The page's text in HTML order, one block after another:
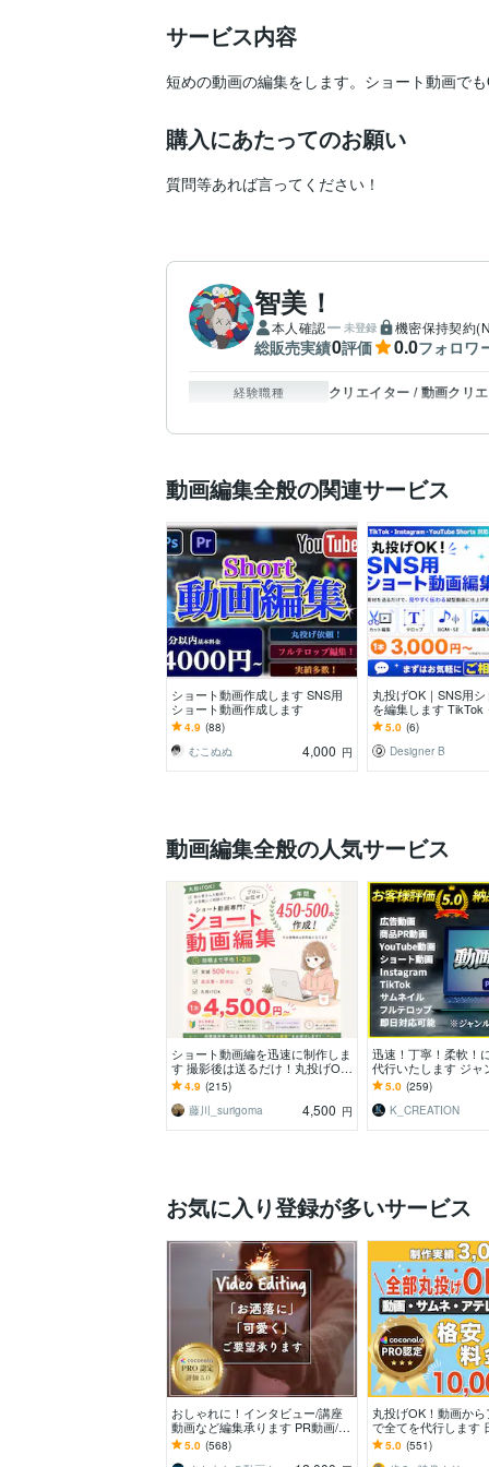
サービス内容
短めの動画の編集をします。ショート動画で
購入にあたってのお願い
質問等あれば言ってください！
智美！
本人確認 未登録 機密保持契約
総販売実績0評価 0.0フォロワ
経験職種 クリエイター / 動画クリ
動画編集全般の関連サービス
ショート動画作成します SNS用
ショート動画作成します
4.9 (88)
むこぬぬ
4,000 円
丸投げOK｜SNS用
を編集します TikTok
m・YouTube対応
5.0 (6)
Designer B
動画編集全般の人気サービス
ショート動画編を迅速に制作しま
す 撮影後は送るだけ！丸投げOK
のショート動画編集特化サービ
ス！
4.9 (215)
藤川_surigoma
4,500 円
迅速！丁寧！柔軟！
代行いたします ジャ
ず、そのイメージを
5.0 (259)
K_CREATION
お気に入り登録が多いサービス
おしゃれに！インタビュー/講座
動画など編集承ります PR動画/Yo
uTube等もおしゃれに編集させて
頂きます！
5.0 (568)
丸投げOK！動画か
で全てを代行します
ディ掲載されました
社・音楽制作会社実
5.0 (551)